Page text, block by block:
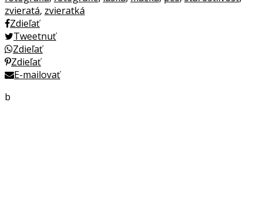
zvieratá, zvieratká
Zdieľať
Tweetnuť
Zdieľať
Zdieľať
E-mailovať
b